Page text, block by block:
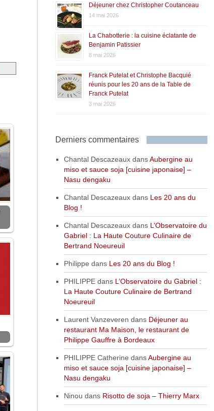
Déjeuner chez Christopher Coutanceau
14 mai 2026
La Chabotterie : la cuisine éclatante de
Benjamin Patissier
8 mai 2026
Franck Putelat et Christophe Bacquié
réunis pour les 20 ans de la Table de
Franck Putelat
3 mai 2026
Derniers commentaires
Chantal DescazeauxdansAubergine au
miso et sauce soja [cuisine japonaise] –
Nasu dengaku
Chantal Descazeauxdans Les 20 ans du
Blog !
Chantal Descazeauxdans L’Observatoire du
Gabriel : La Haute Couture Culinaire de
Bertrand Noeureuil
Philippe dans Les 20 ans du Blog !
PHILIPPEdans L’Observatoire du Gabriel :
La Haute Couture Culinaire de Bertrand
Noeureuil
Laurent Vanzeveren dans Déjeuner au
restaurant Ma Maison, le restaurant de
Philippe Gauffre à Bordeaux
PHILIPPE Catherine dansAubergine au
miso et sauce soja [cuisine japonaise] –
Nasu dengaku
Ninou dans Risotto de soja – Thierry Marx